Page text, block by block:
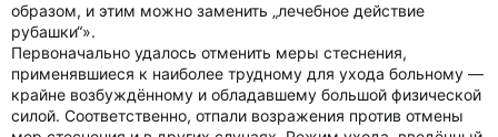
образом, и этим можно заменить „лечебное действие
рубашки“».
Первоначально удалось отменить меры стеснения,
применявшиеся к наиболее трудному для ухода больному —
крайне возбуждённому и обладавшему большой физической
силой. Соответственно, отпали возражения против отмены